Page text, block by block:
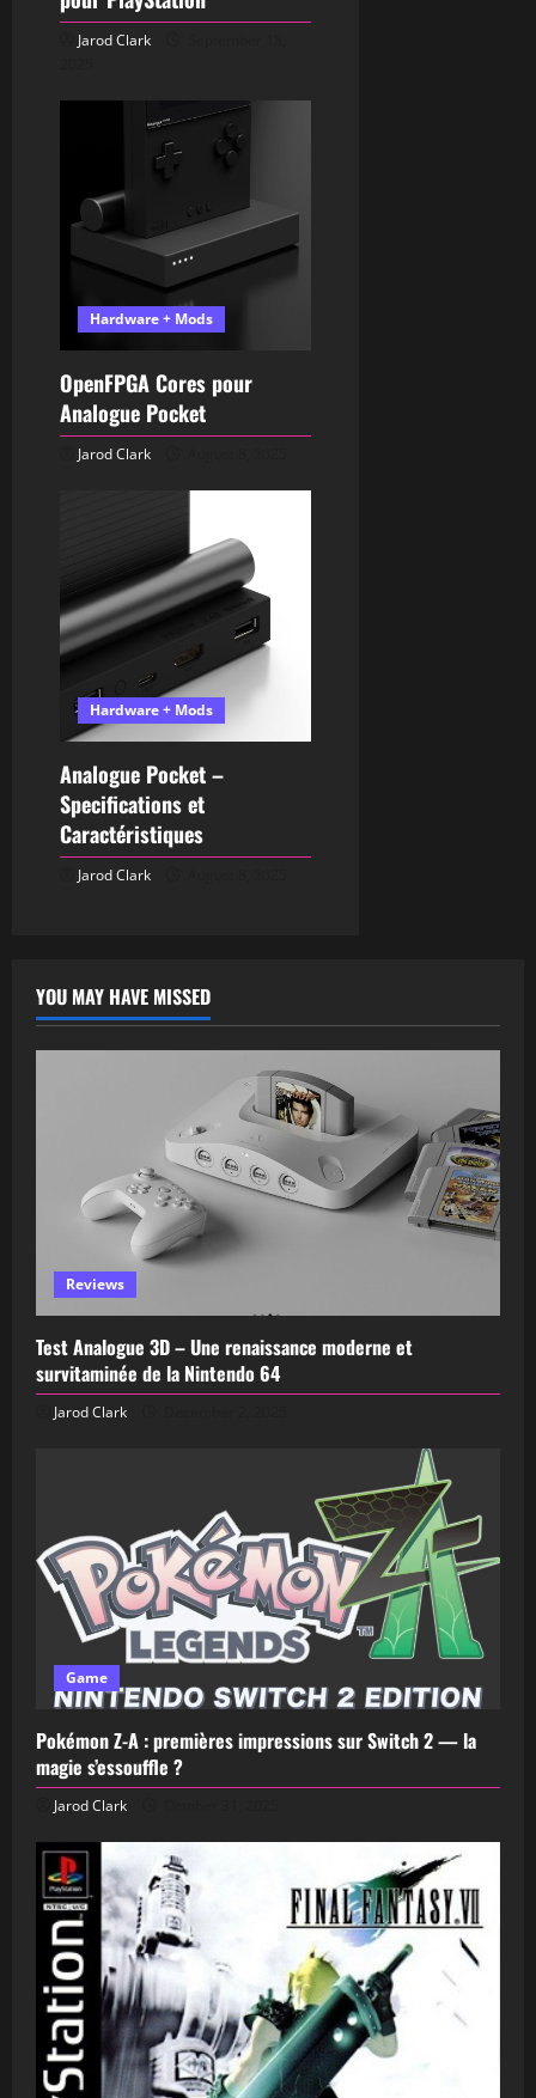
Jarod Clark
Hardware + Mods
OpenFPGA Cores pour
Analogue Pocket
Jarod Clark
Hardware + Mods
Analogue Pocket –
Specifications et
Caractéristiques
Jarod Clark
YOU MAY HAVE MISSED
Reviews
Test Analogue 3D – Une renaissance moderne et
survitaminée de la Nintendo 64
Jarod Clark
Game
Pokémon Z-A : premières impressions sur Switch 2 — la
magie s’essouffle ?
Jarod Clark